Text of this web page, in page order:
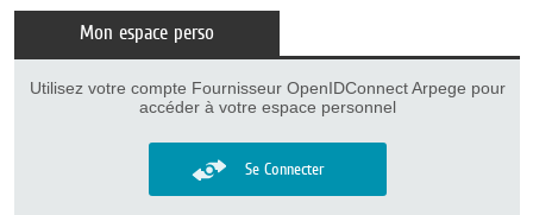
Mon espace perso
Utilisez votre compte Fournisseur OpenIDConnect Arpege pour
accéder à votre espace personnel
Se Connecter